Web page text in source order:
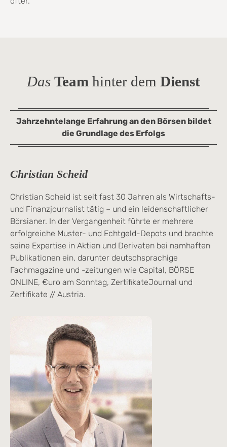
Das Team hinter dem Dienst
Jahrzehntelange Erfahrung an den Börsen bildet
die Grundlage des Erfolgs
Christian Scheid
Christian Scheid ist seit fast 30 Jahren als Wirtschafts-
und Finanzjournalist tätig – und ein leidenschaftlicher
Börsianer. In der Vergangenheit führte er mehrere
erfolgreiche Muster- und Echtgeld-Depots und brachte
seine Expertise in Aktien und Derivaten bei namhaften
Publikationen ein, darunter deutschsprachige
Fachmagazine und -zeitungen wie Capital, BÖRSE
ONLINE, €uro am Sonntag, ZertifikateJournal und
Zertifikate // Austria.